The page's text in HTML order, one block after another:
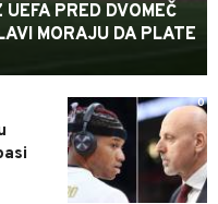
PRED DVOMEČ
MORAJU DA PLATE
0